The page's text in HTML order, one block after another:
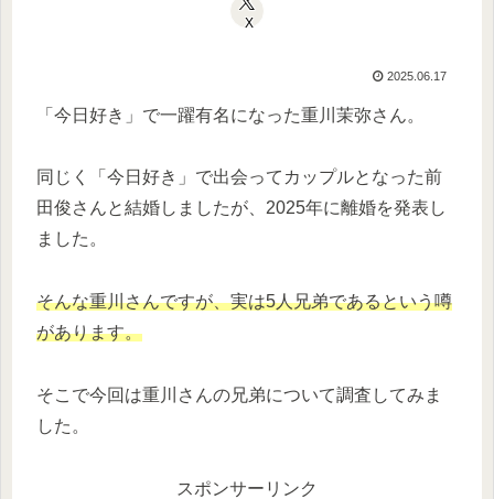
X
2025.06.17
「今日好き」で一躍有名になった重川茉弥さん。
同じく「今日好き」で出会ってカップルとなった前
田俊さんと結婚しましたが、2025年に離婚を発表し
ました。
そんな重川さんですが、実は5人兄弟であるという噂
があります。
そこで今回は重川さんの兄弟について調査してみま
した。
スポンサーリンク